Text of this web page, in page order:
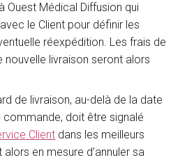
Ouest Médical Diffusion qui
le Client pour définir les
réexpédition. Les frais de
livraison seront alors
de livraison, au-delà de la date
commande, doit être signalé
Client dans les meilleurs
alors en mesure d’annuler sa